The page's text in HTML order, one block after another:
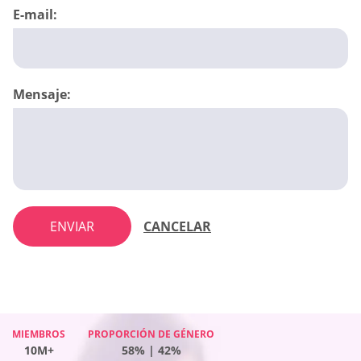
E-mail:
Mensaje:
ENVIAR CANCELAR
MIEMBROS PROPORCIÓN DE GÉNERO
MIEMBROS
10M+
PROPORCIÓN DE GÉNERO
58% | 42%
MIEMBROS
10M+
PROPORCIÓN DE GÉNERO
53% | 47%
MIEMBROS
10M+
PROPORCIÓN DE GÉNERO
45% | 55%